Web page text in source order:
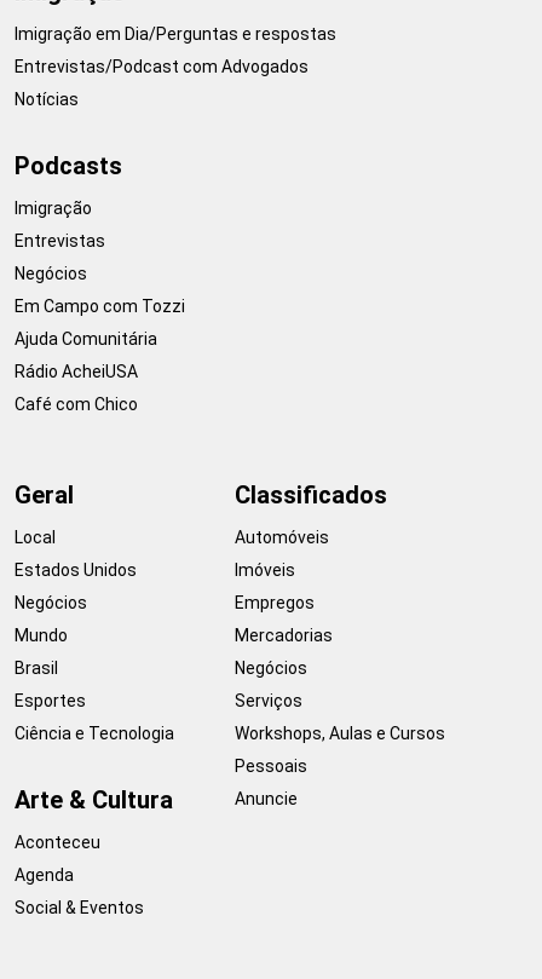
Imigração em Dia/Perguntas e respostas
Entrevistas/Podcast com Advogados
Notícias
Podcasts
Imigração
Entrevistas
Negócios
Em Campo com Tozzi
Ajuda Comunitária
Rádio AcheiUSA
Café com Chico
Geral
Local
Estados Unidos
Negócios
Mundo
Brasil
Esportes
Ciência e Tecnologia
Arte & Cultura
Aconteceu
Agenda
Social & Eventos
Classificados
Automóveis
Imóveis
Empregos
Mercadorias
Negócios
Serviços
Workshops, Aulas e Cursos
Pessoais
Anuncie